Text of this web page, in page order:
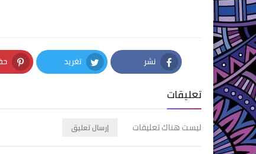
نشر
Facebook
تغريد
Twitter
تعليقات
ليست هناك تعليقات إرسال تعليق